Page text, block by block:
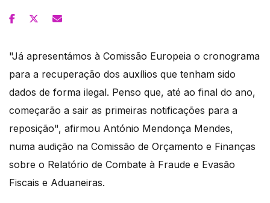
"Já apresentámos à Comissão Europeia o cronograma
para a recuperação dos auxílios que tenham sido
dados de forma ilegal. Penso que, até ao final do ano,
começarão a sair as primeiras notificações para a
reposição", afirmou António Mendonça Mendes,
numa audição na Comissão de Orçamento e Finanças
sobre o Relatório de Combate à Fraude e Evasão
Fiscais e Aduaneiras.